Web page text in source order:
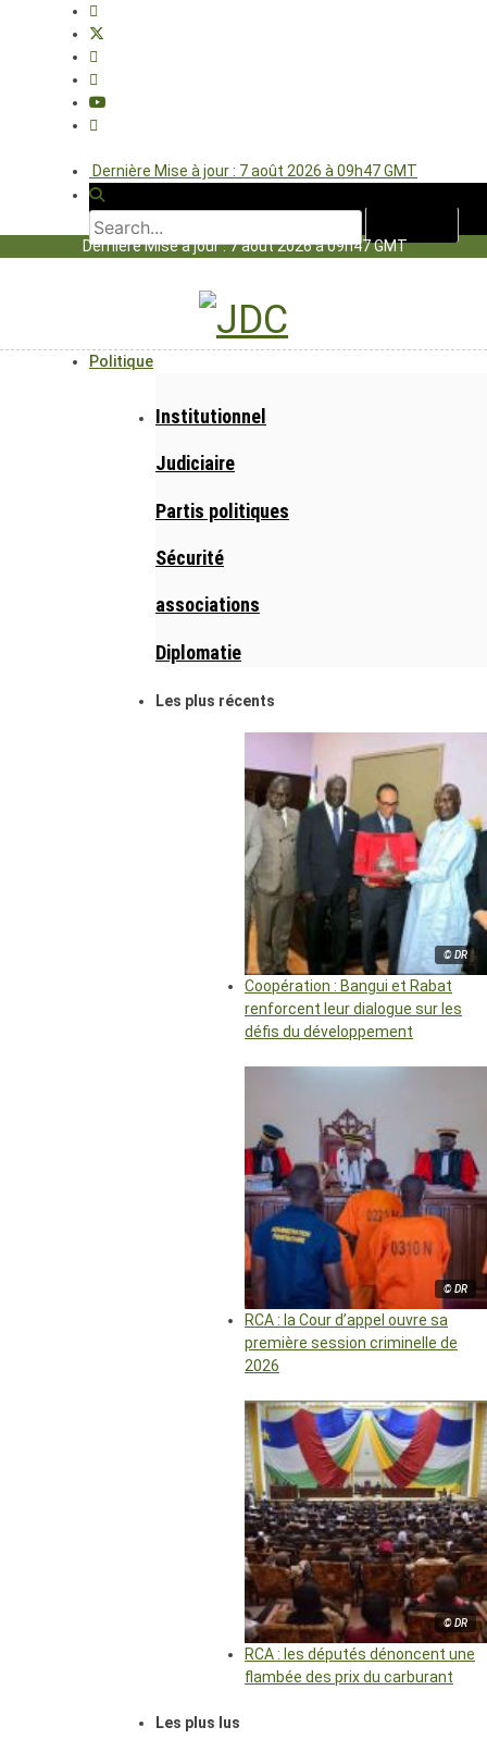
Dernière Mise à jour : 7 août 2026 à 09h47 GMT
Dernière Mise à jour : 7 août 2026 à 09h47 GMT
Politique
Institutionnel
Judiciaire
Partis politiques
Sécurité
associations
Diplomatie
Les plus récents
© DR
Coopération : Bangui et Rabat
renforcent leur dialogue sur les
défis du développement
© DR
RCA : la Cour d’appel ouvre sa
première session criminelle de
2026
© DR
RCA : les députés dénoncent une
flambée des prix du carburant
Les plus lus